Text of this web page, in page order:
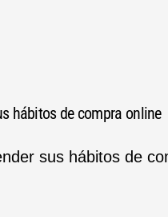
hábitos de compra online
sus hábitos de